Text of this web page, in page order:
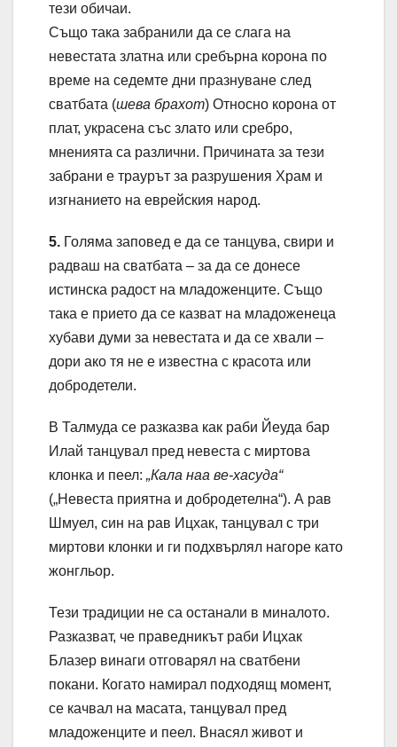
тези обичаи.
Също така забранили да се слага на
невестата златна или сребърна корона по
време на седемте дни празнуване след
сватбата (шева брахот) Относно корона от
плат, украсена със злато или сребро,
мненията са различни. Причината за тези
забрани е траурът за разрушения Храм и
изгнанието на еврейския народ.
5. Голяма заповед е да се танцува, свири и
радваш на сватбата – за да се донесе
истинска радост на младоженците. Също
така е прието да се казват на младоженеца
хубави думи за невестата и да се хвали –
дори ако тя не е известна с красота или
добродетели.
В Талмуда се разказва как раби Йеуда бар
Илай танцувал пред невеста с миртова
клонка и пеел: „Кала наа ве-хасуда“
(„Невеста приятна и добродетелна“). А рав
Шмуел, син на рав Ицхак, танцувал с три
миртови клонки и ги подхвърлял нагоре като
жонгльор.
Тези традиции не са останали в миналото.
Разказват, че праведникът раби Ицхак
Блазер винаги отговарял на сватбени
покани. Когато намирал подходящ момент,
се качвал на масата, танцувал пред
младоженците и пеел. Внасял живот и